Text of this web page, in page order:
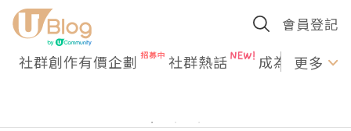
會員登記
社群創作有價企劃 社群熱話 成為U更多